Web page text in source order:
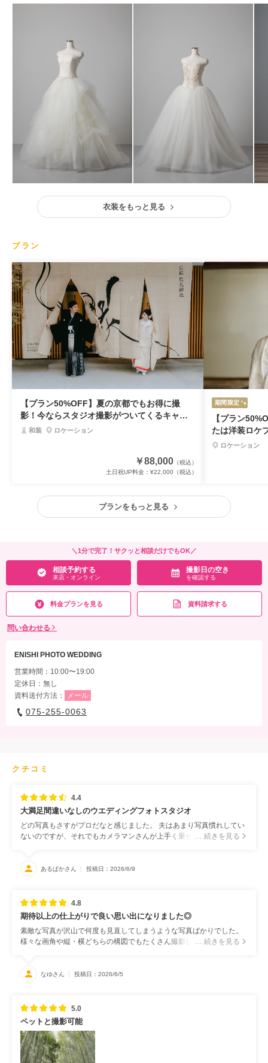
衣装をもっと見る
プラン
【プラン50%OFF】夏の京都でもお得に撮
影！今ならスタジオ撮影がついてくるキャン
ペーン開催中！176,000円→88,000円
和装 ロケーション
￥88,000 （税込）
土日祝UP料金： ¥22,000 （税込）
期間限定
【プラン
たは洋装ロ
ロケーション
プランをもっと見る
＼1分で完了！サクッと相談だけでもOK／
相談予約する
来店・オンライン
撮影日の空き
を確認する
料金プランを見る 資料請求する
問い合わせる
ENISHI PHOTO WEDDING
営業時間：10:00〜19:00
定休日：無し
資料送付方法：
メール
075-255-0063
クチコミ
4.4
大満足間違いなしのウエディングフォトスタジオ
どの写真もさすがプロだなと感じました。 夫はあまり写真慣れしてい
ないのですが、それでもカメラマンさんが上手く乗せてくださって、
… 続きを見る
あるぱかさん 投稿日：2026/6/9
4.8
期待以上の仕上がりで良い思い出になりました◎
素敵な写真が沢山で何度も見直してしまうような写真ばかりでした。
様々な画角や縦・横どちらの構図でもたくさん撮影していただけて嬉
… 続きを見る
なゆさん 投稿日：2026/6/5
5.0
ペットと撮影可能